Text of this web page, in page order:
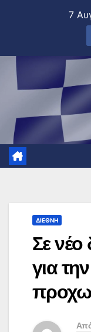
7
ΔΙΕΘΝΉ
Σε
για